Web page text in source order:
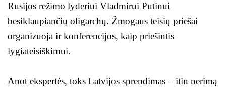
Rusijos režimo lyderiui Vladmirui Putinui
besiklaupiančių oligarchų. Žmogaus teisių priešai
organizuoja ir konferencijos, kaip priešintis
lygiateisiškimui.
Anot ekspertės, toks Latvijos sprendimas – itin nerimą